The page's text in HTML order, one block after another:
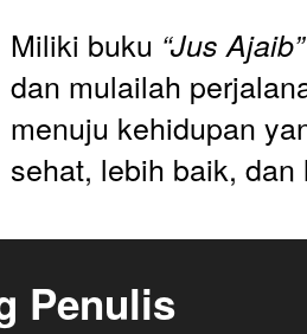
Miliki buku “Jus Ajaib”
dan mulailah
menuju kehidupan
sehat, lebih baik, dan
Penulis